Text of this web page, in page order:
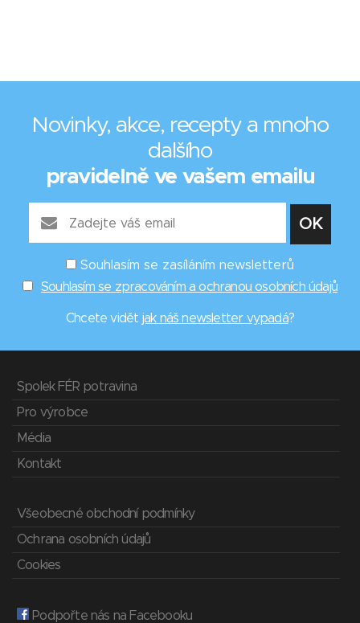
Novinky, akce, recepty a mnoho
dalšího
pravidelně ve vašem emailu
Souhlasím se zasíláním newsletterů
Souhlasím se zpracováním a ochranou osobních údajů
Chcete vidět jak náš newsletter vypadá?
Spolek FÉR potravina
Pro výrobce
Média
Kontakt
Všeobecné obchodní podmínky
Ochrana osobních údajů
Cookies
Podpořte nás na Facebooku